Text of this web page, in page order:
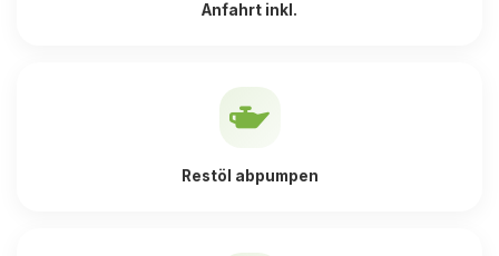
Anfahrt inkl.
Restöl abpumpen